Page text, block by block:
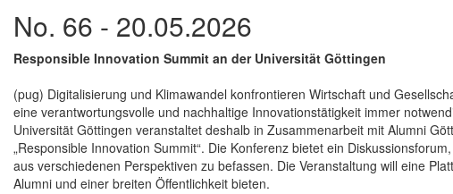
No. 66 - 20.05.2026
Responsible Innovation Summit an der Universität Göttingen
(pug) Digitalisierung und Klimawandel konfrontieren Wirtschaft und
eine verantwortungsvolle und nachhaltige Innovationstätigkeit immer
Universität Göttingen veranstaltet deshalb in Zusammenarbeit mit Alumni
„Responsible Innovation Summit“. Die Konferenz bietet ein
aus verschiedenen Perspektiven zu befassen. Die Veranstaltung will eine
Alumni und einer breiten Öffentlichkeit bieten.